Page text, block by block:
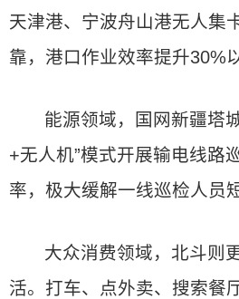
天津港、宁波舟山港无人集
靠，港口作业效率提升30%
能源领域，国网新疆塔
+无人机”模式开展输电线路
率，极大缓解一线巡检人员
大众消费领域，北斗则
活。打车、点外卖、搜索餐